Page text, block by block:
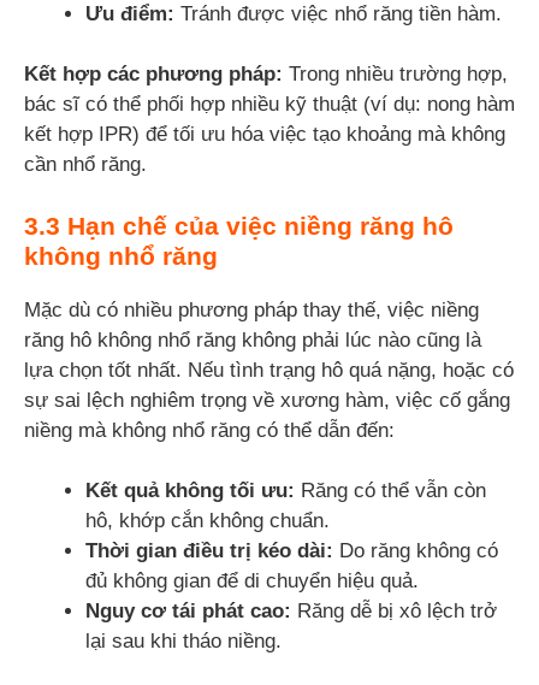
Ưu điểm: Tránh được việc nhổ răng tiền hàm.
Kết hợp các phương pháp: Trong nhiều trường hợp,
bác sĩ có thể phối hợp nhiều kỹ thuật (ví dụ: nong hàm
kết hợp IPR) để tối ưu hóa việc tạo khoảng mà không
cần nhổ răng.
3.3 Hạn chế của việc niềng răng hô
không nhổ răng
Mặc dù có nhiều phương pháp thay thế, việc niềng
răng hô không nhổ răng không phải lúc nào cũng là
lựa chọn tốt nhất. Nếu tình trạng hô quá nặng, hoặc có
sự sai lệch nghiêm trọng về xương hàm, việc cố gắng
niềng mà không nhổ răng có thể dẫn đến:
Kết quả không tối ưu: Răng có thể vẫn còn
hô, khớp cắn không chuẩn.
Thời gian điều trị kéo dài: Do răng không có
đủ không gian để di chuyển hiệu quả.
Nguy cơ tái phát cao: Răng dễ bị xô lệch trở
lại sau khi tháo niềng.